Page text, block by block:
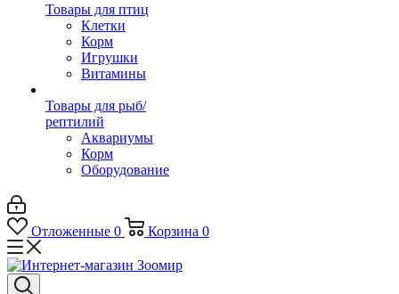
Товары для птиц
Клетки
Корм
Игрушки
Витамины
Товары для рыб/
рептилий
Аквариумы
Корм
Оборудование
Отложенные 0 Корзина 0